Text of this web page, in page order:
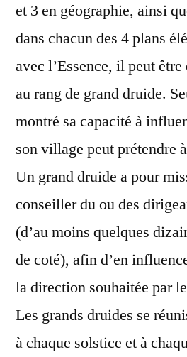
et 3 en géographie, ainsi
dans chacun des 4 plans
avec l’Essence, il peut
au rang de grand druide.
montré sa capacité à
son village peut prétendre
Un grand druide a pour
conseiller du ou des
(d’au moins quelques
de coté), afin d’en
la direction souhaitée par
Les grands druides se
à chaque solstice et à